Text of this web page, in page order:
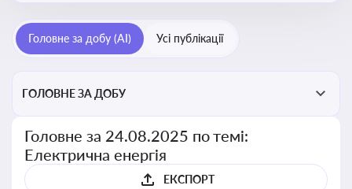
Головне за добу (AI) Усі публікації
ГОЛОВНЕ ЗА ДОБУ
Головне за 24.08.2025 по темі:
Електрична енергія
ЕКСПОРТ